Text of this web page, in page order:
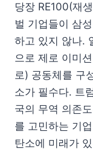
당장 RE100(재
벌 기업들이 삼
하고 있지 않나.
으로 제로 이미
로) 공동체를 구
소가 필수다. 트
국의 무역 의존
를 고민하는 기
탄소에 미래가